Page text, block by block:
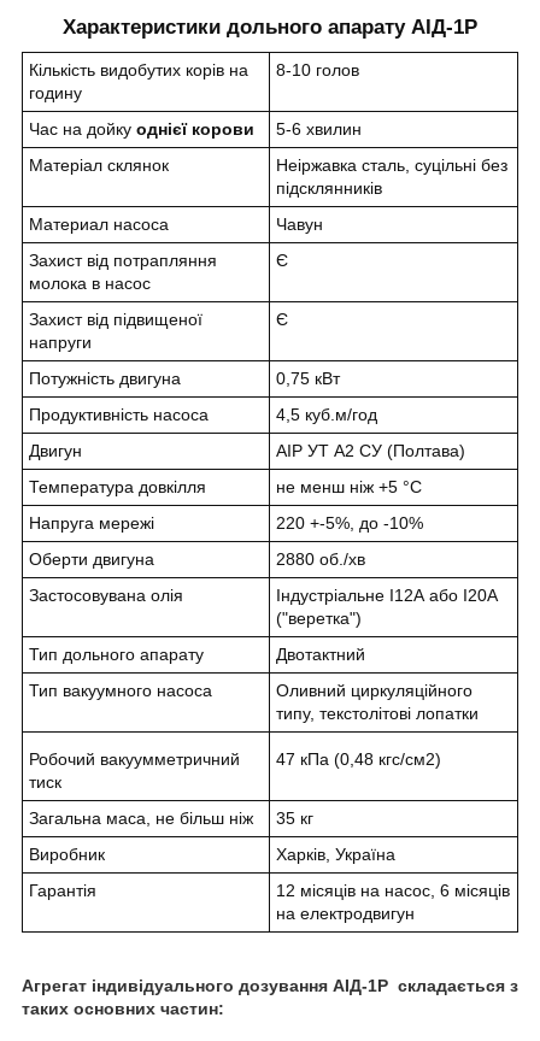
Характеристики дольного апарату АІД-1Р
Кількість видобутих корів на
годину
8-10 голов
Час на дойку однієї корови
5-6 хвилин
Матеріал склянок
Неіржавка сталь, суцільні без
підсклянників
Материал насоса
Чавун
Захист від потрапляння
молока в насос
Є
Захист від підвищеної
напруги
Є
Потужність двигуна
0,75 кВт
Продуктивність насоса
4,5 куб.м/год
Двигун
АІР УТ А2 СУ (Полтава)
Температура довкілля
не менш ніж +5 °C
Напруга мережі
220 +-5%, до -10%
Оберти двигуна
2880 об./хв
Застосовувана олія
Індустріальне І12А або І20А
("веретка")
Тип дольного апарату
Двотактний
Тип вакуумного насоса
Оливний циркуляційного
типу, текстолітові лопатки
Робочий вакуумметричний
тиск
47 кПа (0,48 кгс/см2)
Загальна маса, не більш ніж
35 кг
Виробник
Харків, Україна
Гарантія
12 місяців на насос, 6 місяців
на електродвигун
Агрегат індивідуального дозування АІД-1Р складається з
таких основних частин: